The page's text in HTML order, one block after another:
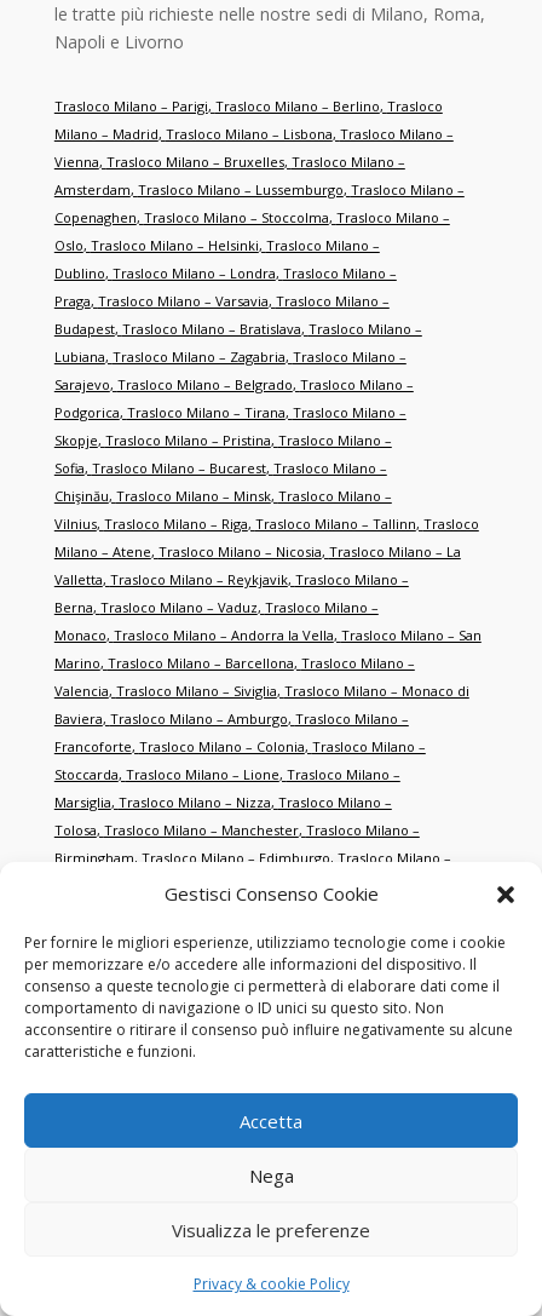
Gestisci Consenso Cookie
Per fornire le migliori esperienze, utilizziamo tecnologie come i cookie
per memorizzare e/o accedere alle informazioni del dispositivo. Il
consenso a queste tecnologie ci permetterà di elaborare dati come il
comportamento di navigazione o ID unici su questo sito. Non
acconsentire o ritirare il consenso può influire negativamente su alcune
caratteristiche e funzioni.
Accetta
Nega
Visualizza le preferenze
Privacy & cookie Policy
le tratte più richieste nelle nostre sedi di Milano, Roma,
Napoli e Livorno
Trasloco Milano – Parigi, Trasloco Milano – Berlino, Trasloco
Milano – Madrid, Trasloco Milano – Lisbona, Trasloco Milano –
Vienna, Trasloco Milano – Bruxelles, Trasloco Milano –
Amsterdam, Trasloco Milano – Lussemburgo, Trasloco Milano –
Copenaghen, Trasloco Milano – Stoccolma, Trasloco Milano –
Oslo, Trasloco Milano – Helsinki, Trasloco Milano –
Dublino, Trasloco Milano – Londra, Trasloco Milano –
Praga, Trasloco Milano – Varsavia, Trasloco Milano –
Budapest, Trasloco Milano – Bratislava, Trasloco Milano –
Lubiana, Trasloco Milano – Zagabria, Trasloco Milano –
Sarajevo, Trasloco Milano – Belgrado, Trasloco Milano –
Podgorica, Trasloco Milano – Tirana, Trasloco Milano –
Skopje, Trasloco Milano – Pristina, Trasloco Milano –
Sofia, Trasloco Milano – Bucarest, Trasloco Milano –
Chişinău, Trasloco Milano – Minsk, Trasloco Milano –
Vilnius, Trasloco Milano – Riga, Trasloco Milano – Tallinn, Trasloco
Milano – Atene, Trasloco Milano – Nicosia, Trasloco Milano – La
Valletta, Trasloco Milano – Reykjavik, Trasloco Milano –
Berna, Trasloco Milano – Vaduz, Trasloco Milano –
Monaco, Trasloco Milano – Andorra la Vella, Trasloco Milano – San
Marino, Trasloco Milano – Barcellona, Trasloco Milano –
Valencia, Trasloco Milano – Siviglia, Trasloco Milano – Monaco di
Baviera, Trasloco Milano – Amburgo, Trasloco Milano –
Francoforte, Trasloco Milano – Colonia, Trasloco Milano –
Stoccarda, Trasloco Milano – Lione, Trasloco Milano –
Marsiglia, Trasloco Milano – Nizza, Trasloco Milano –
Tolosa, Trasloco Milano – Manchester, Trasloco Milano –
Birmingham, Trasloco Milano – Edimburgo, Trasloco Milano –
Trasloco Milano – Ginevra
Trasloco Milano –
Anversa, Trasloco Milano – Porto,Trasloco Milano –
Cracovia,Trasloco Milano – Danzica ,Trasloco Milano –
Brno, Trasloco Milano – Salisburgo ,Trasloco Milano –
Graz,Trasloco Milano – Salonicco,Trasloco Milano –
Smirne,Trasloco Milano – Istanbul
Trasloco Milano – Toronto,
Trasloco Milano – Tokyo
Trasloco Milano – Pechino , Trasloco Milano – San